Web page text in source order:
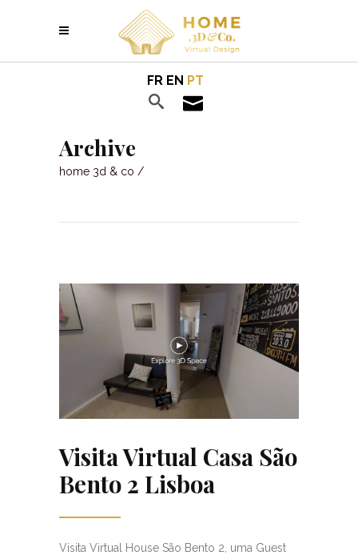
FR EN PT
Archive
home 3d & co /
Visita Virtual Casa São
Bento 2 Lisboa
Visita Virtual House São Bento 2, uma Guest